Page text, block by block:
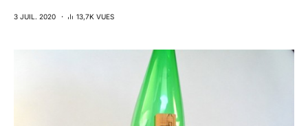
3 JUIL. 2020 13,7K VUES